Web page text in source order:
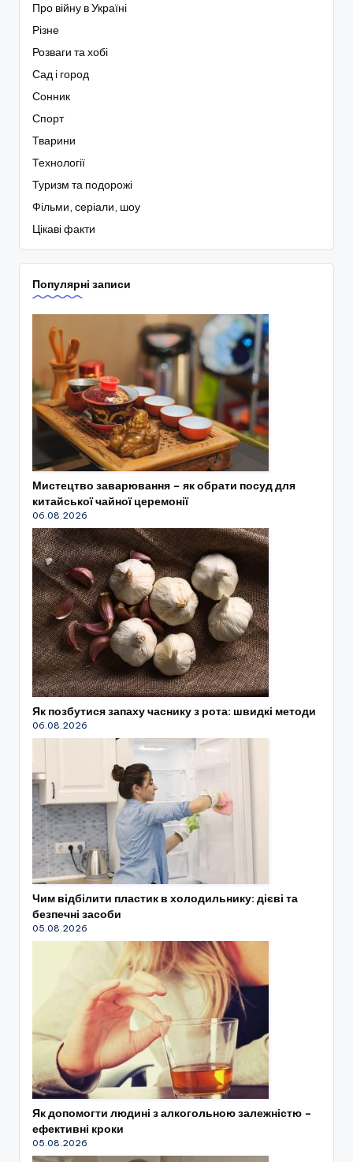
Про війну в Україні
Різне
Розваги та хобі
Сад і город
Сонник
Спорт
Тварини
Технології
Туризм та подорожі
Фільми, серіали, шоу
Цікаві факти
Популярні записи
Мистецтво заварювання – як обрати посуд для
китайської чайної церемонії
06.08.2026
Як позбутися запаху часнику з рота: швидкі методи
06.08.2026
Чим відбілити пластик в холодильнику: дієві та
безпечні засоби
05.08.2026
Як допомогти людині з алкогольною залежністю –
ефективні кроки
05.08.2026